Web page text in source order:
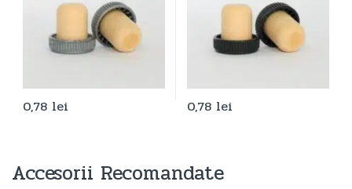
0,78 lei 0,78 lei
Accesorii Recomandate